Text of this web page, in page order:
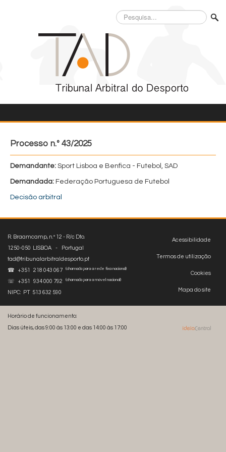
Pesquisa...
Processo n.º 43/2025
Demandante: Sport Lisboa e Benfica - Futebol, SAD
Demandada: Federação Portuguesa de Futebol
Decisão arbitral
Acessibilidade
Termos de utilização
Cookies
Mapa do site
R. Braamcamp, n.º 12 - R/c Dto.
1250-050 LISBOA - Portugal
tad@tribunalarbitraldesporto.pt
☎ +351 218 043 067
(chamada para a rede fixa nacional)
☏ +351 934 000 792 (chamada para a móvel nacional)
NIPC: PT 513 632 590
Horário de funcionamento:
Dias úteis, das 9:00 às 13:00 e das 14:00 às 17:00